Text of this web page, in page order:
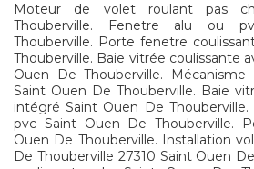
Moteur de volet roulant pas
Thouberville. Fenetre alu ou
Thouberville. Porte fenetre
Thouberville. Baie vitrée coulissante
Ouen De Thouberville.
Saint Ouen De Thouberville. Baie
intégré Saint Ouen De Thouberville.
pvc Saint Ouen De Thouberville.
Ouen De Thouberville. Installation
De Thouberville 27310 Saint Ouen